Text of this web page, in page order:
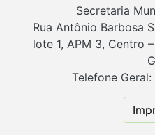
Secretaria
Rua Antônio Barbosa
lote 1, APM 3, Centro
Telefone